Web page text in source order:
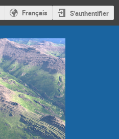
Français S'authentifier